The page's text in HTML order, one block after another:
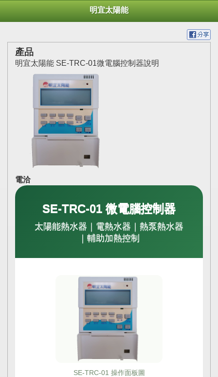
明宜太陽能
產品
明宜太陽能 SE-TRC-01微電腦控制器說明
電洽
SE-TRC-01 微電腦控制器
太陽能熱水器｜電熱水器｜熱泵熱水器
｜輔助加熱控制
SE-TRC-01 操作面板圖